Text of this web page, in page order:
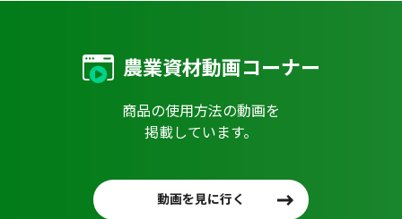
農業資材動画コーナー
商品の使用方法の動画を
掲載しています。
動画を見に行く